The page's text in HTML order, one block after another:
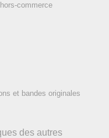
commerce
et bandes originales
des autres